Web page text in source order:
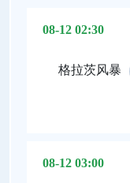
08-12 02:30
格拉茨风暴
08-12 03:00